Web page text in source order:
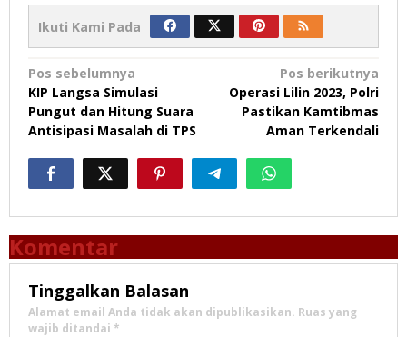
Ikuti Kami Pada
Navigasi
pos
Pos sebelumnya
KIP Langsa Simulasi
Pungut dan Hitung Suara
Antisipasi Masalah di TPS
Pos berikutnya
Operasi Lilin 2023, Polri
Pastikan Kamtibmas
Aman Terkendali
Komentar
Tinggalkan Balasan
Alamat email Anda tidak akan dipublikasikan. Ruas yang
wajib ditandai *